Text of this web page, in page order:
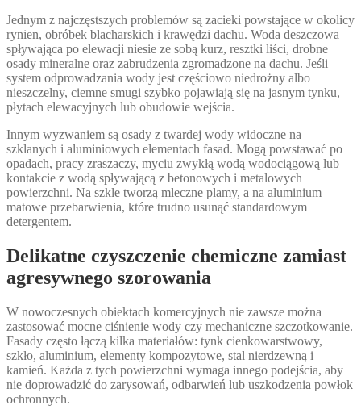
Jednym z najczęstszych problemów są zacieki powstające w okolicy
rynien, obróbek blacharskich i krawędzi dachu. Woda deszczowa
spływająca po elewacji niesie ze sobą kurz, resztki liści, drobne
osady mineralne oraz zabrudzenia zgromadzone na dachu. Jeśli
system odprowadzania wody jest częściowo niedrożny albo
nieszczelny, ciemne smugi szybko pojawiają się na jasnym tynku,
płytach elewacyjnych lub obudowie wejścia.
Innym wyzwaniem są osady z twardej wody widoczne na
szklanych i aluminiowych elementach fasad. Mogą powstawać po
opadach, pracy zraszaczy, myciu zwykłą wodą wodociągową lub
kontakcie z wodą spływającą z betonowych i metalowych
powierzchni. Na szkle tworzą mleczne plamy, a na aluminium –
matowe przebarwienia, które trudno usunąć standardowym
detergentem.
Delikatne czyszczenie chemiczne zamiast
agresywnego szorowania
W nowoczesnych obiektach komercyjnych nie zawsze można
zastosować mocne ciśnienie wody czy mechaniczne szczotkowanie.
Fasady często łączą kilka materiałów: tynk cienkowarstwowy,
szkło, aluminium, elementy kompozytowe, stal nierdzewną i
kamień. Każda z tych powierzchni wymaga innego podejścia, aby
nie doprowadzić do zarysowań, odbarwień lub uszkodzenia powłok
ochronnych.